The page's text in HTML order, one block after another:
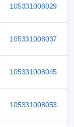
105331008029
105331008037
105331008045
105331008053